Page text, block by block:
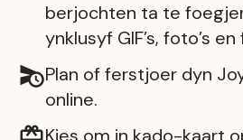
berjochten ta te
ynklusyf GIF’s, foto’s en
Plan of ferstjoer dyn
online.